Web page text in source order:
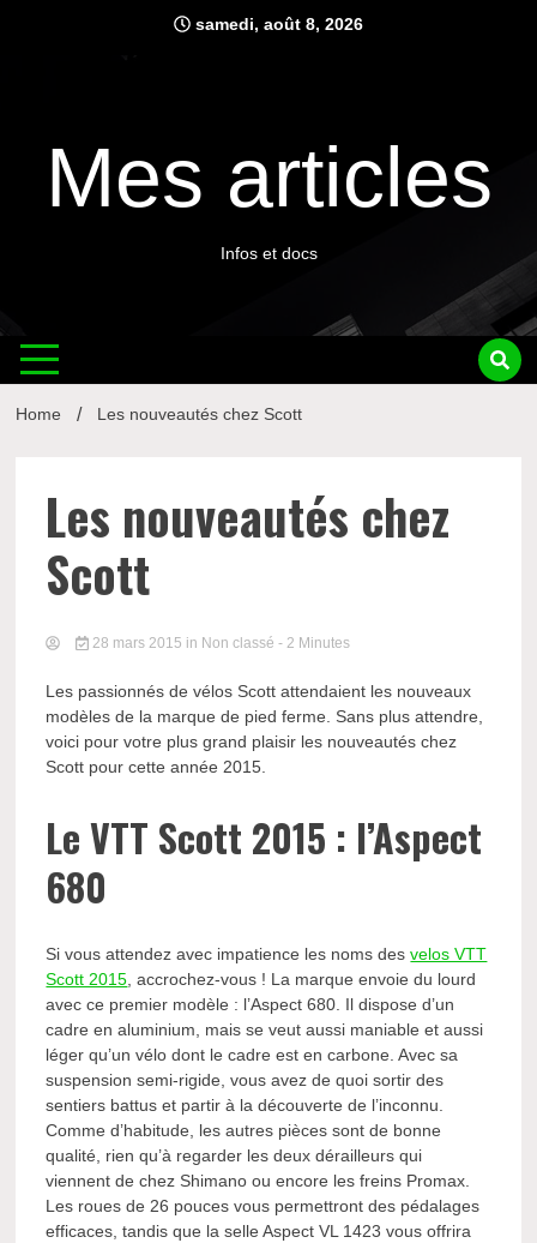
samedi, août 8, 2026
Mes articles
Infos et docs
Home Les nouveautés chez Scott
Les nouveautés chez
Scott
28 mars 2015 in Non classé - 2 Minutes
Les passionnés de vélos Scott attendaient les nouveaux
modèles de la marque de pied ferme. Sans plus attendre,
voici pour votre plus grand plaisir les nouveautés chez
Scott pour cette année 2015.
Le VTT Scott 2015 : l’Aspect
680
Si vous attendez avec impatience les noms desvelos VTT
Scott 2015 , accrochez-vous ! La marque envoie du lourd
avec ce premier modèle : l’Aspect 680. Il dispose d’un
cadre en aluminium, mais se veut aussi maniable et aussi
léger qu’un vélo dont le cadre est en carbone. Avec sa
suspension semi-rigide, vous avez de quoi sortir des
sentiers battus et partir à la découverte de l’inconnu.
Comme d’habitude, les autres pièces sont de bonne
qualité, rien qu’à regarder les deux dérailleurs qui
viennent de chez Shimano ou encore les freins Promax.
Les roues de 26 pouces vous permettront des pédalages
efficaces, tandis que la selle Aspect VL 1423 vous offrira